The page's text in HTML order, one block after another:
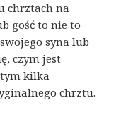
chrztach na
gość to nie to
syna lub
czym jest
kilka
chrztu.